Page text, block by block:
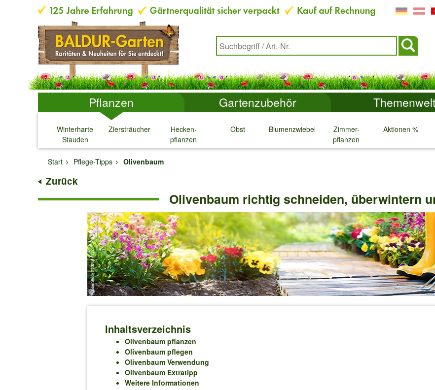
Pflanzen Gartenzubehör Themenwelt
Winterharte
Stauden
↓
Ziersträucher
↓
Hecken-
pflanzen
↓
Obst
↓
Blumenzwiebeln
↓
Zimmer-
pflanzen
↓
Aktionen %
↓ ↓
Start
Pflege-Tipps Olivenbaum
Zurück
Olivenbaum richtig schneiden, überwintern
Inhaltsverzeichnis
Olivenbaum pflanzen
Olivenbaum pflegen
Olivenbaum Verwendung
Olivenbaum Extratipp
Weitere Informationen